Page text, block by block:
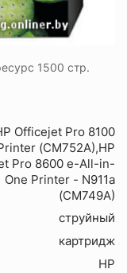
1500 стр.
Officejet Pro 8100
(CM752A),HP
Pro 8600 e-All-in-
One Printer - N911a
(CM749A)
струйный
картридж
HP